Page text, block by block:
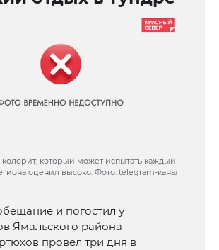
который может испытать каждый
оценил высоко. Фото: telegram-канал
и погостил у
Ямальского района —
провел три дня в